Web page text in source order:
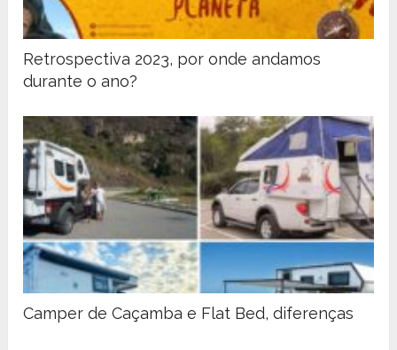
Retrospectiva 2023, por onde andamos
durante o ano?
Camper de Caçamba e Flat Bed, diferenças